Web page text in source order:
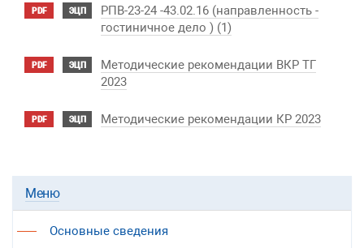
PDF ЭЦП
РПВ-23-24 -43.02.16 (направленность -
гостиничное дело ) (1)
PDF ЭЦП
Методические рекомендации ВКР ТГ
2023
PDF ЭЦП Методические рекомендации КР 2023
Меню
Основные сведения